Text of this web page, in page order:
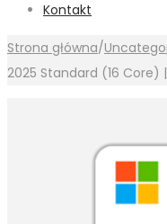
Kontakt
Strona główna/
2025 Standard (16 Core) |